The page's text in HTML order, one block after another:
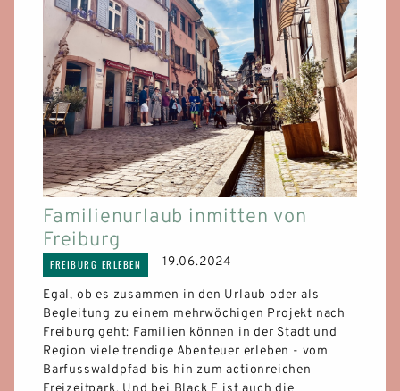
BLACK F HOUSE
APARTMENTS
SERVICES
GALERIE
BLACK F TOWER
APARTMENTS
SERVICES
ROOFTOP
Familienurlaub inmitten von
Freiburg
FREIBURG ERLEBEN 19.06.2024
Egal, ob es zusammen in den Urlaub oder als
Begleitung zu einem mehrwöchigen Projekt nach
Freiburg geht: Familien können in der Stadt und
Region viele trendige Abenteuer erleben - vom
Barfusswaldpfad bis hin zum actionreichen